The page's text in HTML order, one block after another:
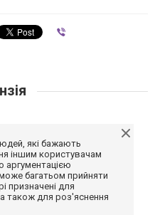
які бажають
іншим користувачам
аргументацією
багатьом прийняти
призначені для
також для роз'яснення